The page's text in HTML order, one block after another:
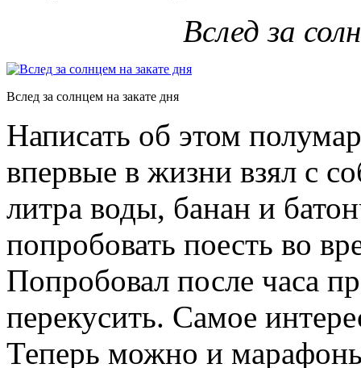
Вслед за
Вслед за солнцем на закате дня
Написать об этом
впервые в жизни взял с
литра воды, банан и
попробовать поесть во
Попробовал после часа
перекусить. Самое
Теперь можно и